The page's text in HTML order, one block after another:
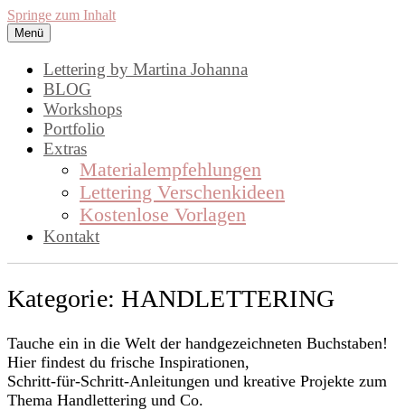
Springe zum Inhalt
Handlettering by Martina Johanna.
Workshops, Inspirationen und DIY,
rund um das Thema Lettering
Menü
Lettering by Martina Johanna
BLOG
Workshops
Portfolio
Extras
Materialempfehlungen
Lettering Verschenkideen
Kostenlose Vorlagen
Kontakt
Kategorie:HANDLETTERING
Tauche ein in die Welt der handgezeichneten Buchstaben!
Hier findest du frische Inspirationen,
Schritt‑für‑Schritt‑Anleitungen und kreative Projekte zum
Thema Handlettering und Co.